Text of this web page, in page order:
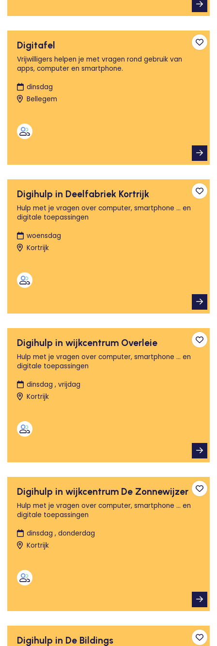
Digitafel
Vrijwilligers helpen je met vragen rond gebruik van
apps, computer en smartphone.
dinsdag
Bellegem
Digihulp in Deelfabriek Kortrijk
Hulp met je vragen over computer, smartphone ... en
digitale toepassingen
woensdag
Kortrijk
Digihulp in wijkcentrum Overleie
Hulp met je vragen over computer, smartphone ... en
digitale toepassingen
dinsdag , vrijdag
Kortrijk
Digihulp in wijkcentrum De Zonnewijzer
Hulp met je vragen over computer, smartphone ... en
digitale toepassingen
dinsdag , donderdag
Kortrijk
Digihulp in De Bildings